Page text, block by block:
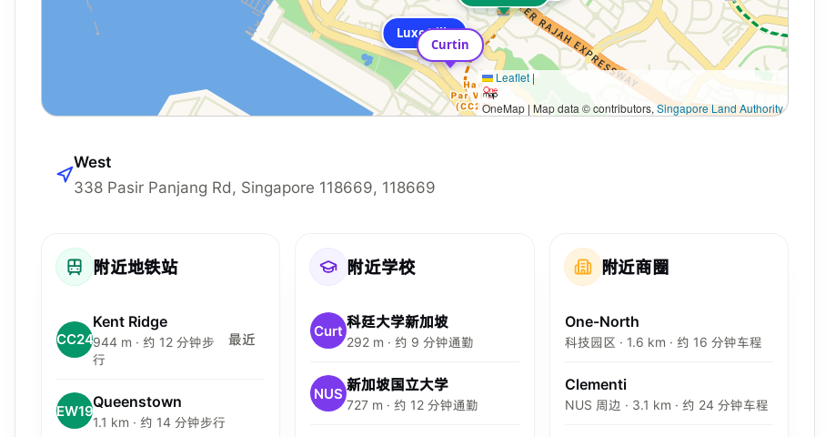
Luxe Ville
Curtin
Leaflet |
OneMap | Map data © contributors,Singapore Land Authority
West
338 Pasir Panjang Rd, Singapore 118669, 118669
附近地铁站
CC24
Kent Ridge
944 m · 约 12 分钟步
行
最近
EW19Queenstown
1.1 km · 约 14 分钟步行
附近学校
Curt 科廷大学新加坡
292 m · 约 9 分钟通勤
NUS 新加坡国立大学
727 m · 约 12 分钟通勤
附近商圈
One-North
科技园区 · 1.6 km · 约 16 分钟车程
Clementi
NUS 周边 · 3.1 km · 约 24 分钟车程